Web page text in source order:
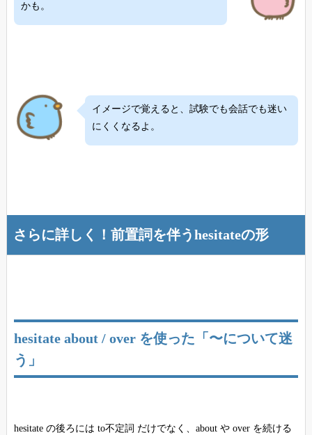
かも。
イメージで覚えると、試験でも会話でも迷い
にくくなるよ。
さらに詳しく！前置詞を伴うhesitateの形
hesitate about / over を使った「〜について迷
う」
hesitate の後ろには to不定詞 だけでなく、about や over を続ける